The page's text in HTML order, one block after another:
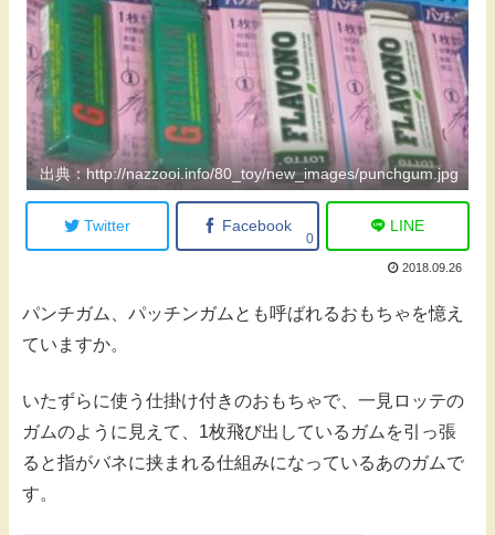
出典：http://nazzooi.info/80_toy/new_images/punchgum.jpg
Twitter Facebook
0
LINE
2018.09.26
パンチガム、パッチンガムとも呼ばれるおもちゃを憶え
ていますか。
いたずらに使う仕掛け付きのおもちゃで、一見ロッテの
ガムのように見えて、1枚飛び出しているガムを引っ張
ると指がバネに挟まれる仕組みになっているあのガムで
す。